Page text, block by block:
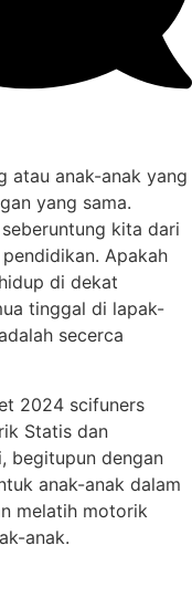
atau anak-anak yang
yang sama.
kita dari
Apakah
di dekat
tinggal di lapak-
secerca
2024 scifuners
Statis dan
begitupun dengan
anak-anak dalam
melatih motorik
anak.